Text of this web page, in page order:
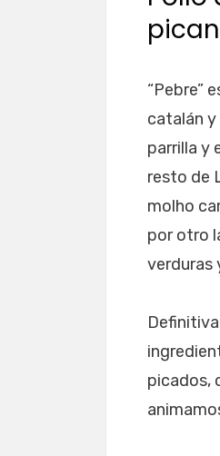
“Pebre”
catalán y
parrilla y
resto de
molho
por otro
verduras
picados,